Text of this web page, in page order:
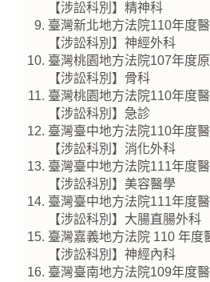
【涉訟科別】精神科
臺灣新北地方法院110年度
【涉訟科別】神經外科
臺灣桃園地方法院107年度
【涉訟科別】骨科
臺灣桃園地方法院110年度
【涉訟科別】急診
臺灣臺中地方法院110年度
【涉訟科別】消化外科
臺灣臺中地方法院111年度
【涉訟科別】美容醫學
臺灣臺中地方法院111年度
【涉訟科別】大腸直腸外科
臺灣嘉義地方法院 110 年度
【涉訟科別】神經內科
臺灣臺南地方法院109年度